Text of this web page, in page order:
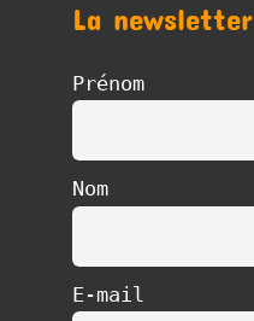
La newsletter
Prénom
Nom
E-mail